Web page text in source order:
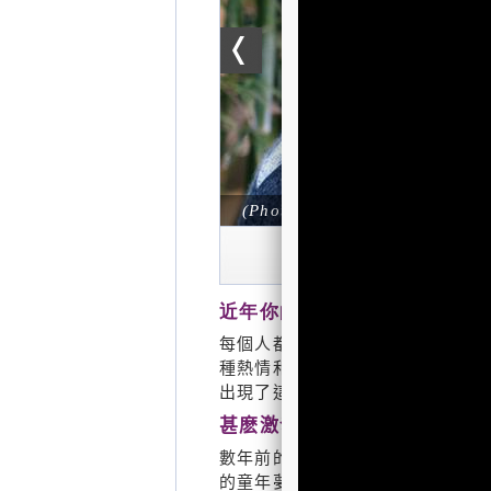
(Photo by ISO staff)
近年你的創作非常旺盛，先有
每個人都有表達自己和跟別人溝
種熱情和好奇，是順理成章的。
出現了這兩件作品。
甚麽激發你拍《佳釀》？
數年前的生日，我想到給自己一
的童年夢想呢？想到自己寫過的